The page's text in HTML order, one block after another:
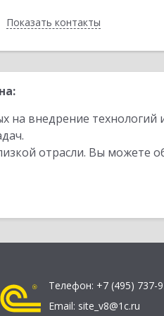
Показать контакты
Назад
на внедрение
отрасли. Вы можете
Телефон: +7 (495) 737-
Email: site_v8@1c.ru